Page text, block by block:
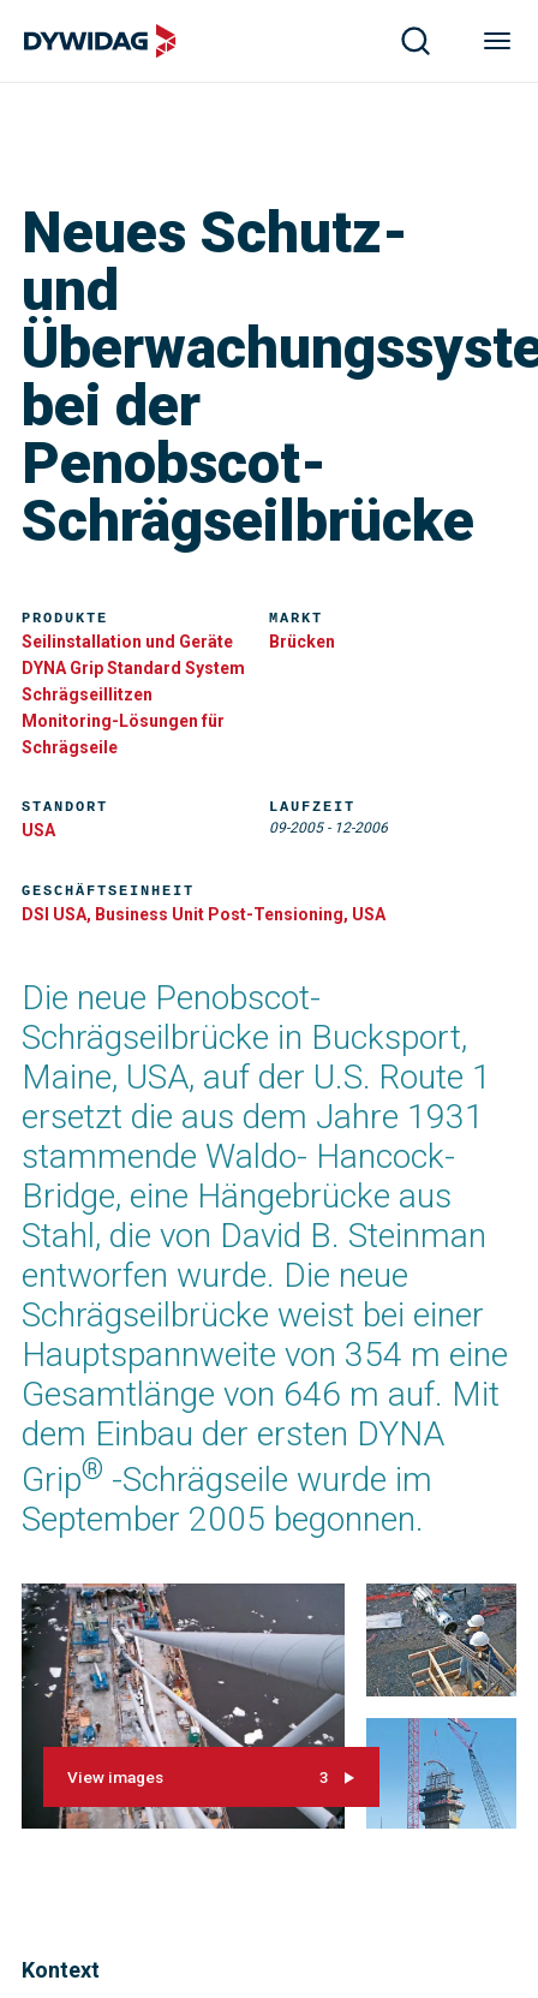
Neues Schutz-
und
bei der
Penobscot-
Schrägseilbrücke
Die neue Penobscot-
Schrägseilbrücke in Bucksport,
Maine, USA, auf der U.S. Route 1
ersetzt die aus dem Jahre 1931
stammende Waldo- Hancock-
Bridge, eine Hängebrücke aus
Stahl, die von David B. Steinman
entworfen wurde. Die neue
Schrägseilbrücke weist bei einer
Hauptspannweite von 354 m eine
Gesamtlänge von 646 m auf. Mit
dem Einbau der ersten DYNA
Grip® -Schrägseile wurde im
September 2005 begonnen.
View images 3
Kontext
PRODUKTE
Seilinstallation und Geräte
DYNA Grip Standard System
Schrägseillitzen
Monitoring-Lösungen für
Schrägseile
MARKT
Brücken
GESCHÄFTSEINHEIT
DSI USA, Business Unit Post-Tensioning, USA
STANDORT
USA
LAUFZEIT
09-2005- 12-2006